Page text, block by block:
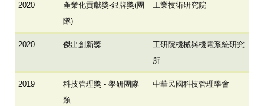
2020
產業化貢獻獎-銀牌獎(團
隊)
工業技術研究院
2020 傑出創新獎
工研院機械與機電系統研究
所
2019
科技管理獎 - 學研團隊
類
中華民國科技管理學會